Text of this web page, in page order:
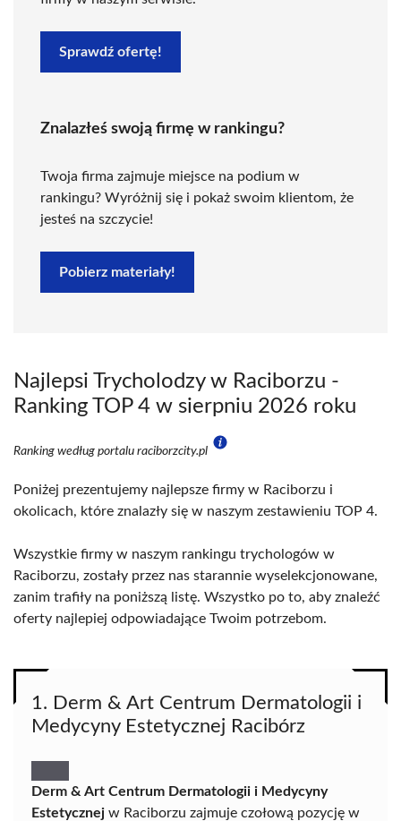
Sprawdź ofertę!
Znalazłeś swoją firmę w rankingu?
Twoja firma zajmuje miejsce na podium w
rankingu? Wyróżnij się i pokaż swoim klientom, że
jesteś na szczycie!
Pobierz materiały!
Najlepsi Trycholodzy w Raciborzu -
Ranking TOP 4 w sierpniu 2026 roku
Ranking według portalu raciborzcity.pl
Poniżej prezentujemy najlepsze firmy w Raciborzu i
okolicach, które znalazły się w naszym zestawieniu TOP 4.
Wszystkie firmy w naszym rankingu trychologów w
Raciborzu, zostały przez nas starannie wyselekcjonowane,
zanim trafiły na poniższą listę. Wszystko po to, aby znaleźć
oferty najlepiej odpowiadające Twoim potrzebom.
1. Derm & Art Centrum Dermatologii i
Medycyny Estetycznej Racibórz
Derm & Art Centrum Dermatologii i Medycyny
Estetycznej w Raciborzu zajmuje czołową pozycję w